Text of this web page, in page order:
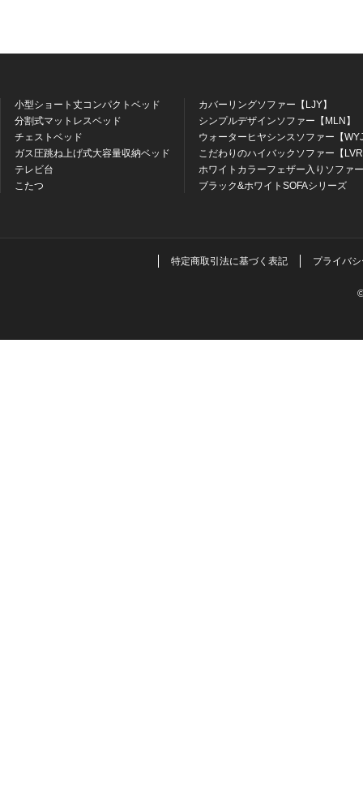
小型ショート丈コンパクトベッド
分割式マットレスベッド
チェストベッド
ガス圧跳ね上げ式大容量収納ベッド
テレビ台
こたつ
カバーリングソファー【LJY】
シンプルデザインソファー【MLN】
ウォーターヒヤシンスソファー【
こだわりのハイバックソファー【
ホワイトカラーフェザー入りソファ
ブラック&ホワイトSOFAシリーズ
特定商取引法に基づく表記 プライバ